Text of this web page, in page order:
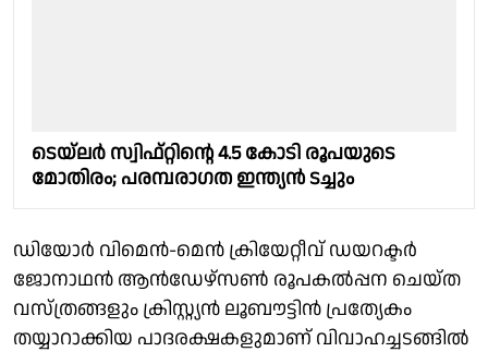
ടെയ്‌ലർ സ്വിഫ്റ്റിന്റെ 4.5 കോടി രൂപയുടെ
മോതിരം; പരമ്പരാഗത ഇന്ത്യന്‍ ടച്ചും
ഡിയോർ വിമെൻ-മെൻ ക്രിയേറ്റീവ് ഡയറക്ടർ
ജോനാഥൻ ആൻഡേഴ്സൺ രൂപകൽപ്പന ചെയ്ത
വസ്ത്രങ്ങളും ക്രിസ്റ്റ്യൻ ലൂബൗട്ടിൻ പ്രത്യേകം
തയ്യാറാക്കിയ പാദരക്ഷകളുമാണ് വിവാഹച്ചടങ്ങിൽ